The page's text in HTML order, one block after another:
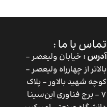
تماس با ما :
آدرس : خیابان ولیعصر –
بالاتر از چهارراه ولیعصر –
کوچه شهید بالاور – پلاک
۷ – برج فناوری ابن‌سینا